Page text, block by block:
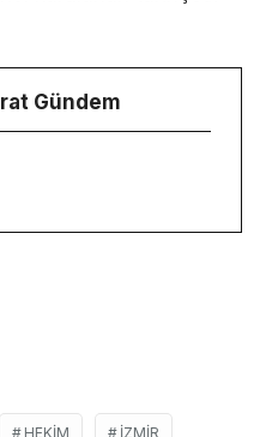
Gündem
HEKIM İZMIR